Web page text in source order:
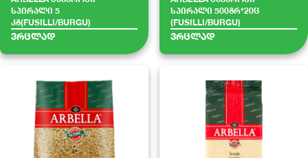
სპირალი 5
კგ(FUSILLI/BURGU)
ვრცლად
სპირალი 500გრ*20ც
(FUSILLI/BURGU)
ვრცლად